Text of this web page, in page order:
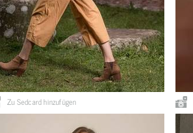
Zu Sedcard hinzufügen